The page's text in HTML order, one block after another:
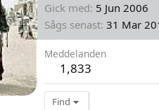
Gick med 5 Jun 2006
Sågs senast 31 Mar
Meddelanden
1,833
Find